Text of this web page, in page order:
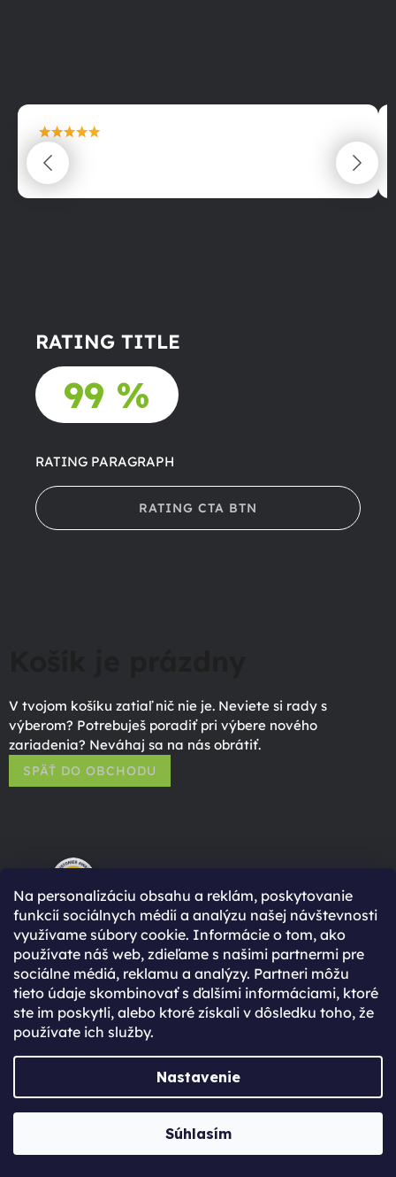
Na personalizáciu obsahu a reklám, poskytovanie
funkcií sociálnych médií a analýzu našej návštevnosti
využívame súbory cookie. Informácie o tom, ako
používate náš web, zdieľame s našimi partnermi pre
sociálne médiá, reklamu a analýzy. Partneri môžu
tieto údaje skombinovať s ďalšími informáciami, ktoré
ste im poskytli, alebo ktoré získali v dôsledku toho, že
používate ich služby.
Nastavenie
Súhlasím
maximální spokojenost
22.06.2025
RATING TITLE
99 %
RATING PARAGRAPH
RATING CTA BTN
V tvojom košíku zatiaľ nič nie je. Neviete si rady s
výberom? Potrebuješ poradiť pri výbere nového
zariadenia? Neváhaj sa na nás obrátiť.
SPÄŤ DO OBCHODU
(Based on 2750 Reviews)
Prečo sa zaregistrovať?
Rýchlejší nákup vďaka uloženým údajom
Kompletná história objednávok